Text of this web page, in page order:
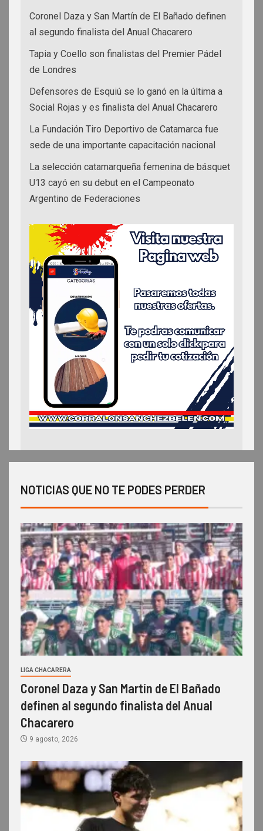
Coronel Daza y San Martín de El Bañado definen
al segundo finalista del Anual Chacarero
Tapia y Coello son finalistas del Premier Pádel
de Londres
Defensores de Esquiú se lo ganó en la última a
Social Rojas y es finalista del Anual Chacarero
La Fundación Tiro Deportivo de Catamarca fue
sede de una importante capacitación nacional
La selección catamarqueña femenina de básquet
U13 cayó en su debut en el Campeonato
Argentino de Federaciones
NOTICIAS QUE NO TE PODES PERDER
LIGA CHACARERA
Coronel Daza y San Martín de El Bañado
definen al segundo finalista del Anual
Chacarero
9 agosto, 2026